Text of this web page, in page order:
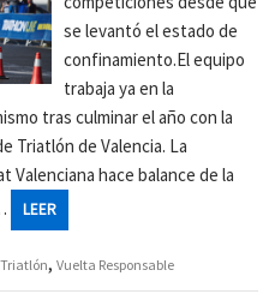
se levantó el estado de
confinamiento.El equipo
trabaja ya en la
tras culminar el año con la
Triatlón de Valencia. La
Valenciana hace balance de la
LEER
Triatlón,Vuelta Responsable